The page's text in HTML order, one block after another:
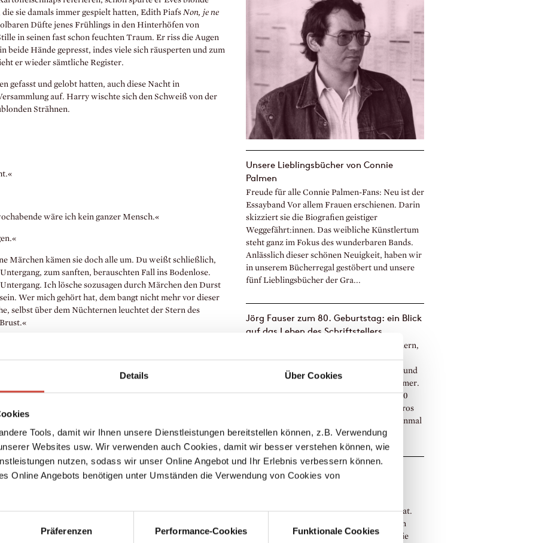
Details Über Cookies
Tools, damit wir Ihnen unsere Dienstleistungen bereitstellen können, z.B. Verwendung
Websites usw. Wir verwenden auch Cookies, damit wir besser verstehen können, wie
nutzen, sodass wir unser Online Angebot und Ihr Erlebnis verbessern können.
Online Angebots benötigen unter Umständen die Verwendung von Cookies von
Präferenzen Performance-Cookies Funktionale Cookies
sie damals immer gespielt hatten, Edith Piafs Non, je ne
Düfte jenes Frühlings in den Hinterhöfen von
in seinen fast schon feuchten Traum. Er riss die Augen
beide Hände gepresst, indes viele sich räusperten und zum
er wieder sämtliche Register.
gefasst und gelobt hatten, auch diese Nacht in
auf. Harry wischte sich den Schweiß von der
Strähnen.
wäre ich kein ganzer Mensch.«
Märchen kämen sie doch alle um. Du weißt schließlich,
zum sanften, berauschten Fall ins Bodenlose.
Ich lösche sozusagen durch Märchen den Durst
Wer mich gehört hat, dem bangt nicht mehr vor dieser
selbst über dem Nüchternen leuchtet der Stern des
scharf gewürzte Bohnensuppen mit Speck, große
und dunklem Bier in gut gepolsterte Mägen gespült, es
rollten die Billardkugeln über den grünen Filz
Mit scharfen Augen, die zugleich gemütlich und
Schönheit aus Istrien, über die Wolnzacher
Weißbier.
ist auch nicht alles. Hast du was von Eve gehört?«
Mexico, glaub ich. Sie gräbt nach Wasser, wenn ich das
Unsere Lieblingsbücher von Connie
Palmen
Freude für alle Connie Palmen-Fans: Neu ist der
Essayband Vor allem Frauen erschienen. Darin
skizziert sie die Biografien geistiger
Weggefährt:innen. Das weibliche Künstlertum
steht ganz im Fokus des wunderbaren Bands.
Anlässlich dieser schönen Neuigkeit, haben wir
in unserem Bücherregal gestöbert und unsere
fünf Lieblingsbücher der Gra...
Jörg Fauser zum 80. Geburtstag: ein Blick
auf das Leben des Schriftstellers
Jörg Fausers Leben sollte nur 44 Jahre dauern,
doch sein Werk, das Romane, Lyrik,
Erzählungen, Kurzgeschichten, Hörspiele und
Songexte umfasste, fasziniert uns noch immer.
Heute, am 16. Juli 2024, wäre der Autor 80
Jahre alt geworden. Die Journalisten Ambros
Waibel und Matthias Penzel haben noch einmal
mit Zeitzeugen, Freund:innen und Weg...
Paulo Coelho – Bücher, die Millionen
berühren und begeistern
Exemplar seiner Bücher im Regal stehen hat.
Paulo Coelhos Leserinnen und Leser lieben
seine Romane wegen ihrer so einfachen wie